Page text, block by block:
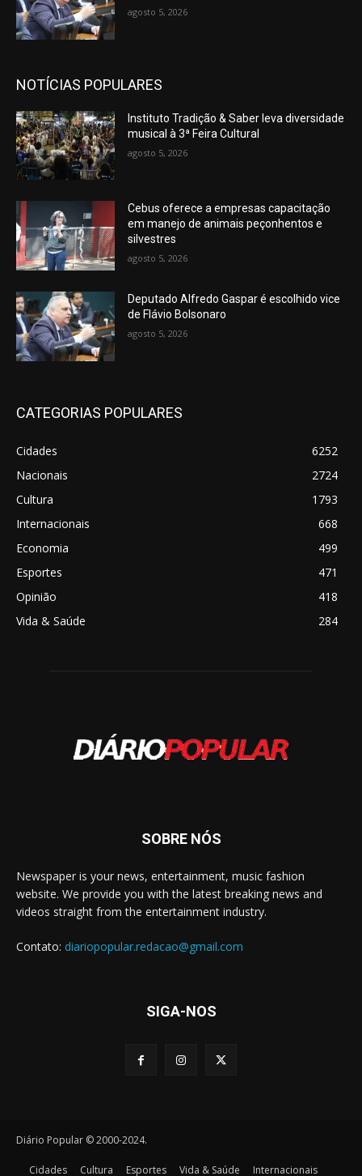
agosto 5, 2026
NOTÍCIAS POPULARES
Instituto Tradição & Saber leva diversidade
musical à 3ª Feira Cultural
agosto 5, 2026
Cebus oferece a empresas capacitação
em manejo de animais peçonhentos e
silvestres
agosto 5, 2026
Deputado Alfredo Gaspar é escolhido vice
de Flávio Bolsonaro
agosto 5, 2026
CATEGORIAS POPULARES
Cidades
6252
Nacionais
2724
Cultura
1793
Internacionais
668
Economia
499
Esportes
471
Opinião
418
Vida & Saúde
284
SOBRE NÓS
Newspaper is your news, entertainment, music fashion
website. We provide you with the latest breaking news and
videos straight from the entertainment industry.
Contato: diariopopular.redacao@gmail.com
SIGA-NOS
Diário Popular © 2000-2024.
Cidades Cultura Esportes Vida & Saúde Internacionais